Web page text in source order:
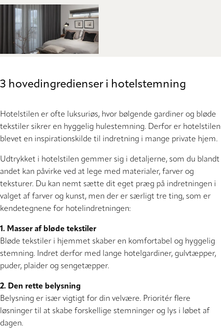
3 hovedingredienser i hotelstemning
Hotelstilen er ofte luksuriøs, hvor bølgende gardiner og bløde
tekstiler sikrer en hyggelig hulestemning. Derfor er hotelstilen
blevet en inspirationskilde til indretning i mange private hjem.
Udtrykket i hotelstilen gemmer sig i detaljerne, som du blandt
andet kan påvirke ved at lege med materialer, farver og
teksturer. Du kan nemt sætte dit eget præg på indretningen i
valget af farver og kunst, men der er særligt tre ting, som er
kendetegnene for hotelindretningen:
1. Masser af bløde tekstiler
Bløde tekstiler i hjemmet skaber en komfortabel og hyggelig
stemning. Indret derfor med lange hotelgardiner, gulvtæpper,
puder, plaider og sengetæpper.
2. Den rette belysning
Belysning er især vigtigt for din velvære. Prioritér flere
løsninger til at skabe forskellige stemninger og lys i løbet af
dagen.